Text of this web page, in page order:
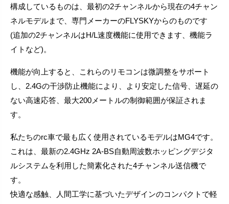
構成しているものは、最初の2チャンネルから現在の4チャン
ネルモデルまで、専門メーカーのFLYSKYからのものです
(追加の2チャンネルはH/L速度機能に使用できます、機能ラ
イトなど)。
機能が向上すると、これらのリモコンは微調整をサポート
し、2.4Gの干渉防止機能により、より安定した信号、遅延の
ない高速応答、最大200メートルの制御範囲が保証されま
す。
私たちのrc車で最も広く使用されているモデルはMG4です。
これは、最新の2.4GHz 2A-BS自動周波数ホッピングデジタ
ルシステムを利用した簡素化された4チャンネル送信機で
す。
快適な感触、人間工学に基づいたデザインのコンパクトで軽